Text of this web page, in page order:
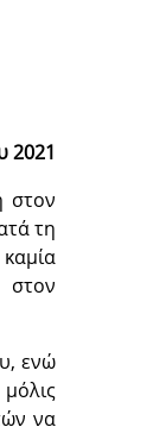
2021
στον
τη
ενώ
να